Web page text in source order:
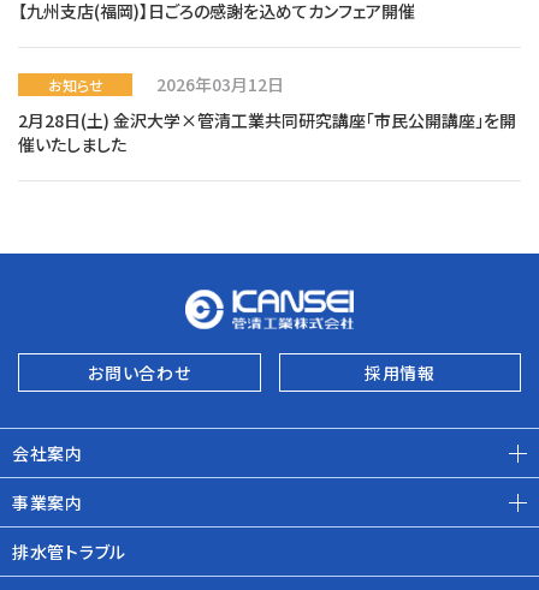
【九州支店(福岡)】日ごろの感謝を込めてカンフェア開催
お知らせ
2026年03月12日
2月28日(土) 金沢大学×管清工業共同研究講座「市民公開講座」を開
催いたしました
お問い合わせ 採用情報
会社案内
事業案内
排水管トラブル